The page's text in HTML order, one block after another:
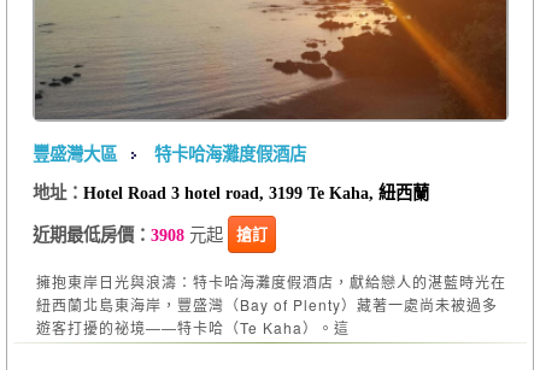
豐盛灣大區
特卡哈海灘度假酒店
地址： Hotel Road 3 hotel road, 3199 Te Kaha, 紐西蘭
近期最低房價： 3908元起 搶訂
擁抱東岸日光與浪濤：特卡哈海灘度假酒店，獻給戀人的湛藍時光在
紐西蘭北島東海岸，豐盛灣（Bay of Plenty）藏著一處尚未被過多
遊客打擾的祕境——特卡哈（Te Kaha）。這